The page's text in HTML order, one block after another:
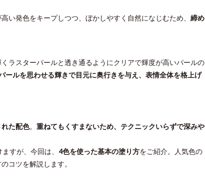
い発色をキープしつつ、ぼかしやすく自然になじむため、 締め
ラスターパールと透き通るようにクリアで輝度が高いパールの
ールを思わせる輝きで目元に奥行きを与え、表情全体を格上げ
た配色。 重ねてもくすまないため、テクニックいらずで深みや
すが、今回は、 4色を使った基本の塗り方をご紹介。人気色の
コツを解説します。